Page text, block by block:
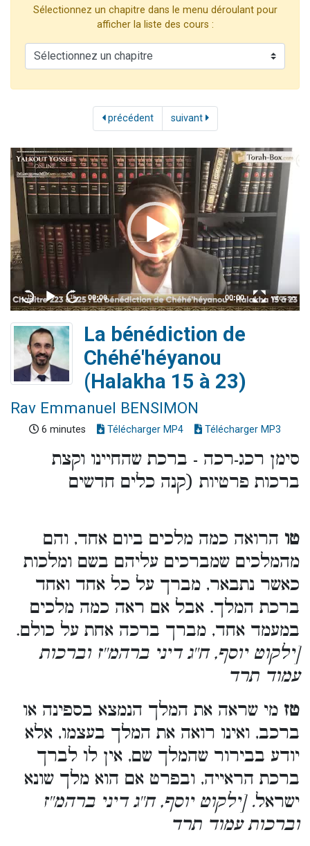
Il reste 49 places pour étudier en groupe sur Zoom
Sélectionnez un chapitre dans le menu déroulant pour
afficher la liste des cours :
précédent suivant
La bénédiction de
Chéhé'héyanou
(Halakha 15 à 23)
Rav Emmanuel BENSIMON
6 minutes Télécharger MP4 Télécharger MP3
סימן רכג-רכה - ברכת שהחיינו וקצת
ברכות פרטיות (קנה כלים חדשים
טו הרואה כמה מלכים ביום אחד, והם
מהמלכים שמברכים עליהם בשם ומלכות
כאשר נתבאר, מברך על כל אחד ואחד
ברכת המלך. אבל אם ראה כמה מלכים
במעמד אחד, מברך ברכה אחת על כולם.
[ילקוט יוסף, ח''ג דיני ברהמ''ז וברכות
עמוד תרד
טז מי שראה את המלך הנמצא בספינה או
ברכב, ואינו רואה את המלך בעצמו, אלא
יודע בבירור שהמלך שם, אין לו לברך
ברכת הראייה, ובפרט אם הוא מלך שונא
ישראל. [ילקוט יוסף, ח''ג דיני ברהמ''ז
וברכות עמוד תרד